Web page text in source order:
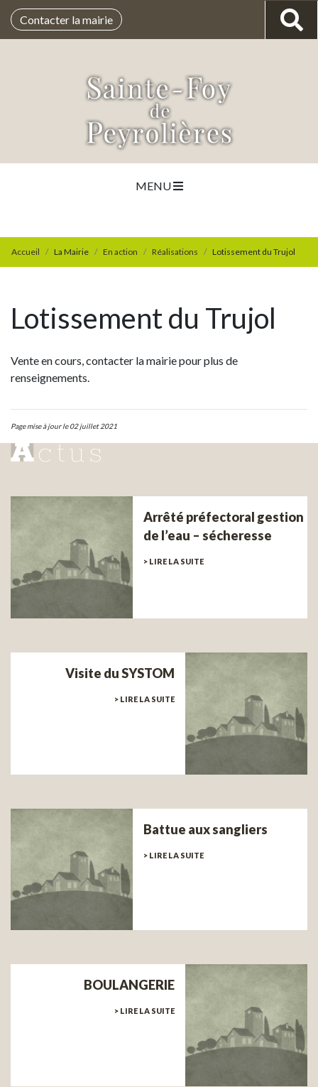
Contacter la mairie
MENU
Accueil La Mairie En action Réalisations Lotissement du Trujol
Lotissement du Trujol
Vente en cours, contacter la mairie pour plus de
renseignements.
Page mise à jour le 02 juillet 2021
Arrêté préfectoral gestion
de l’eau – sécheresse
> LIRE LA SUITE
Visite du SYSTOM
> LIRE LA SUITE
Battue aux sangliers
> LIRE LA SUITE
BOULANGERIE
> LIRE LA SUITE